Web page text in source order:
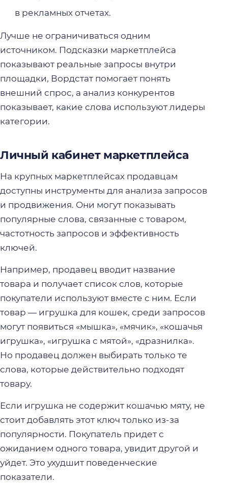
в рекламных отчетах.
Лучше не ограничиваться одним
источником. Подсказки маркетплейса
показывают реальные запросы внутри
площадки, Вордстат помогает понять
внешний спрос, а анализ конкурентов
показывает, какие слова используют лидеры
категории.
Личный кабинет маркетплейса
На крупных маркетплейсах продавцам
доступны инструменты для анализа запросов
и продвижения. Они могут показывать
популярные слова, связанные с товаром,
частотность запросов и эффективность
ключей.
Например, продавец вводит название
товара и получает список слов, которые
покупатели используют вместе с ним. Если
товар — игрушка для кошек, среди запросов
могут появиться «мышка», «мячик», «кошачья
игрушка», «игрушка с мятой», «дразнилка».
Но продавец должен выбирать только те
слова, которые действительно подходят
товару.
Если игрушка не содержит кошачью мяту, не
стоит добавлять этот ключ только из-за
популярности. Покупатель придет с
ожиданием одного товара, увидит другой и
уйдет. Это ухудшит поведенческие
показатели.